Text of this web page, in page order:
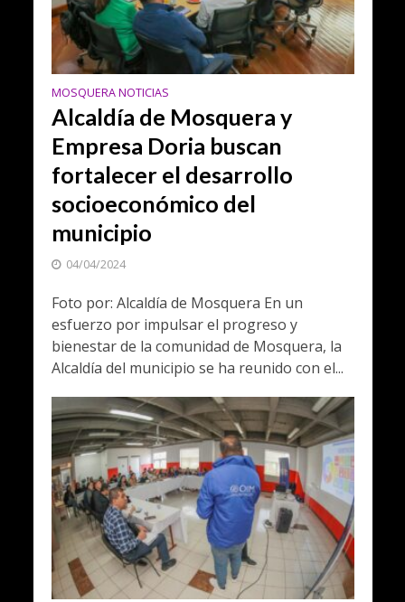
MOSQUERA NOTICIAS
Alcaldía de Mosquera y
Empresa Doria buscan
fortalecer el desarrollo
socioeconómico del
municipio
04/04/2024
Foto por: Alcaldía de Mosquera En un
esfuerzo por impulsar el progreso y
bienestar de la comunidad de Mosquera, la
Alcaldía del municipio se ha reunido con el...